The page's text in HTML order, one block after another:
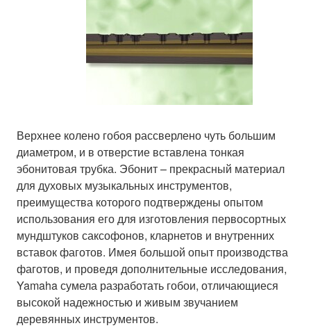
Верхнее колено гобоя рассверлено чуть большим
диаметром, и в отверстие вставлена тонкая
эбонитовая трубка. Эбонит – прекрасный материал
для духовых музыкальных инструментов,
преимущества которого подтверждены опытом
использования его для изготовления первосортных
мундштуков саксофонов, кларнетов и внутренних
вставок фаготов. Имея большой опыт производства
фаготов, и проведя дополнительные исследования,
Yamaha сумела разработать гобои, отличающиеся
высокой надежностью и живым звучанием
деревянных инструментов.